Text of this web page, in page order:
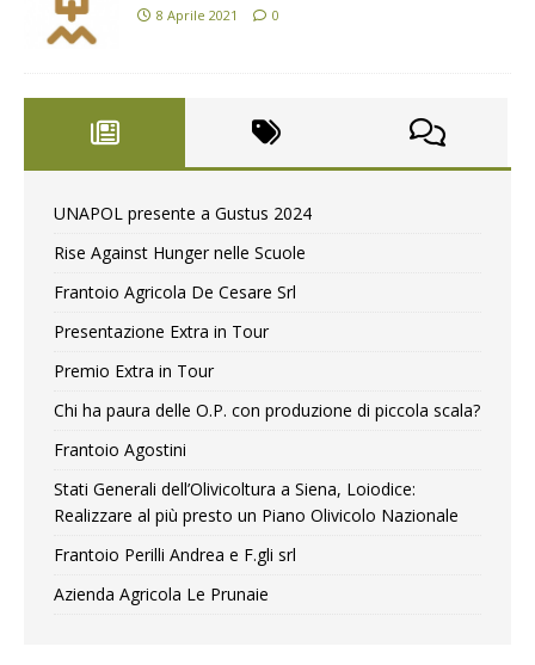
8 Aprile 2021 0
UNAPOL presente a Gustus 2024
Rise Against Hunger nelle Scuole
Frantoio Agricola De Cesare Srl
Presentazione Extra in Tour
Premio Extra in Tour
Chi ha paura delle O.P. con produzione di piccola scala?
Frantoio Agostini
Stati Generali dell’Olivicoltura a Siena, Loiodice:
Realizzare al più presto un Piano Olivicolo Nazionale
Frantoio Perilli Andrea e F.gli srl
Azienda Agricola Le Prunaie